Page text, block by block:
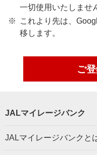
一切使用いたしませ
これより先は、
移します。
ご
JALマイレージバンク
JALマイレージバンクと